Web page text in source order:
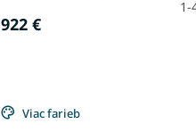
1-
922 €
Viac farieb